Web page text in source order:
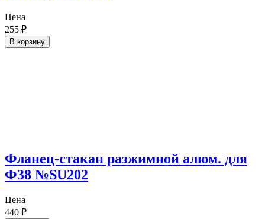
Цена
255 ₽
В корзину
Фланец-стакан разжимной алюм. для
Ф38 №SU202
Цена
440 ₽